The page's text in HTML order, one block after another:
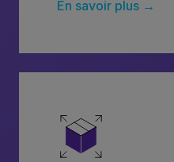
En savoir plus →